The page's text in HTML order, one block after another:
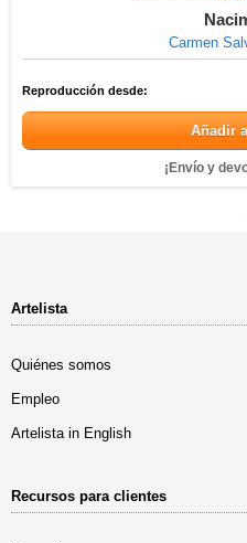
Carmen
Reproducción desde:
Añadir
¡Envío y
Artelista
Quiénes somos
Empleo
Artelista in English
Recursos para clientes